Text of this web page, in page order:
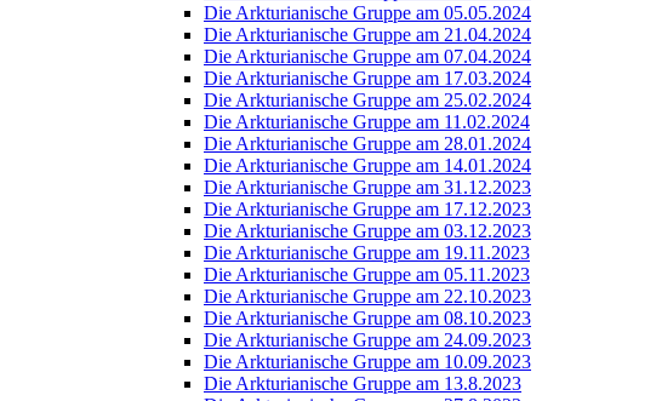
Die Arkturianische Gruppe am 05.05.2024
Die Arkturianische Gruppe am 21.04.2024
Die Arkturianische Gruppe am 07.04.2024
Die Arkturianische Gruppe am 17.03.2024
Die Arkturianische Gruppe am 25.02.2024
Die Arkturianische Gruppe am 11.02.2024
Die Arkturianische Gruppe am 28.01.2024
Die Arkturianische Gruppe am 14.01.2024
Die Arkturianische Gruppe am 31.12.2023
Die Arkturianische Gruppe am 17.12.2023
Die Arkturianische Gruppe am 03.12.2023
Die Arkturianische Gruppe am 19.11.2023
Die Arkturianische Gruppe am 05.11.2023
Die Arkturianische Gruppe am 22.10.2023
Die Arkturianische Gruppe am 08.10.2023
Die Arkturianische Gruppe am 24.09.2023
Die Arkturianische Gruppe am 10.09.2023
Die Arkturianische Gruppe am 13.8.2023